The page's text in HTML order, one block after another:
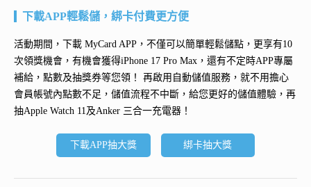
下載APP輕鬆儲，綁卡付費更方便
活動期間，下載 MyCard APP，不僅可以簡單輕鬆儲點，更享有10
次領獎機會，有機會獲得iPhone 17 Pro Max ，還有不定時APP專屬
補給，點數及抽獎券等您領！ 再啟用自動儲值服務 ，就不用擔心
會員帳號內點數不足，儲值流程不中斷，給您更好的儲值體驗，再
抽Apple Watch 11及Anker 三合一充電器 ！
下載APP抽大獎 綁卡抽大獎